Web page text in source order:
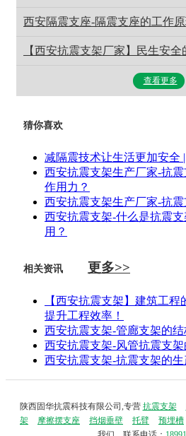
西安隔震支座-隔震支座的工作
【西安抗震支架厂家】民生安
查看更多
猜你喜欢
减隔震技术让生活更加安全
西安抗震支架生产厂家-抗
作用力？
西安抗震支架生产厂家-抗
西安抗震支架-什么是抗震
用？
相关资讯 更多>>
【西安抗震支架】建筑工
提升工程效率！
西安抗震支架-管廊支架的
西安抗震支架-风管抗震支
西安抗震支架-抗震支架的
陕西固华抗震科技有限公司,专营 抗震支架
架
摩擦摆支座 挡烟垂壁 托臂 预埋槽